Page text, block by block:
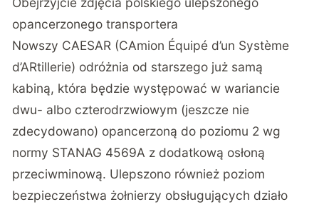
opancerzonego transportera
Nowszy CAESAR (CAmion Équipé d’un Système
d’ARtillerie) odróżnia od starszego już samą
kabiną, która będzie występować w wariancie
dwu- albo czterodrzwiowym (jeszcze nie
zdecydowano) opancerzoną do poziomu 2 wg
normy STANAG 4569A z dodatkową osłoną
przeciwminową. Ulepszono również poziom
bezpieczeństwa żołnierzy obsługujących działo